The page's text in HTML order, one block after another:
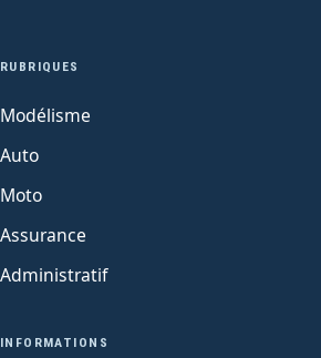
RUBRIQUES
Modélisme
Auto
Moto
Assurance
Administratif
INFORMATIONS